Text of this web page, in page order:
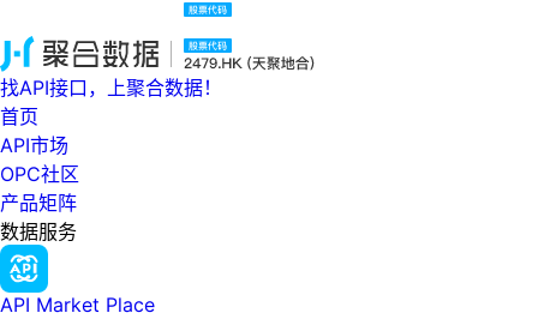
找API接口，上聚合数据！
首页
API市场
OPC社区
产品矩阵
数据服务
API Market Place